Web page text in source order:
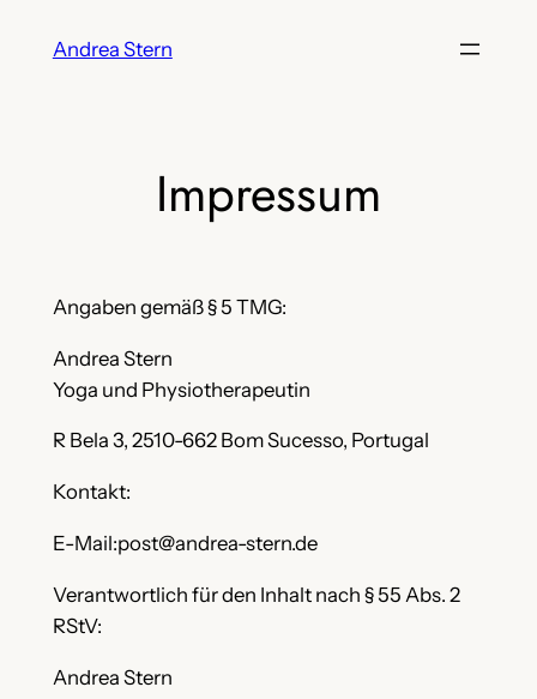
Andrea Stern
Impressum
Angaben gemäß § 5 TMG:
Andrea Stern
Yoga und Physiotherapeutin
R Bela 3, 2510-662 Bom Sucesso, Portugal
Kontakt:
E-Mail:post@andrea-stern.de
Verantwortlich für den Inhalt nach § 55 Abs. 2
RStV:
Andrea Stern